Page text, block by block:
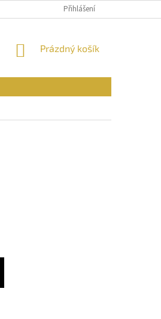
REKLAMAČNÍ ŘÁD
Přihlášení
NÁKUPNÍ
Prázdný košík